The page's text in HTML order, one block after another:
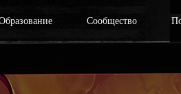
Сообщество